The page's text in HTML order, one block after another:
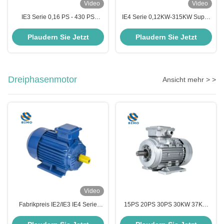
Video
IE3 Serie 0,16 PS - 430 PS
Asynchronmotor
Plaudern Sie Jetzt
Video
IE4 Serie 0,12KW-315KW Super
Asynchronmotor
Plaudern Sie Jetzt
Dreiphasenmotor Ansicht mehr > >
Video
Fabrikpreis IE2/IE3 IE4 Serie
Motor Ausgang 4 Pole
15PS 20PS 30PS 30KW 37KW
Mehrspannungs-Drehstrom-